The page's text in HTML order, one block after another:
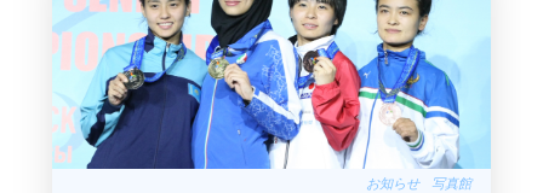
お知らせ 写真館